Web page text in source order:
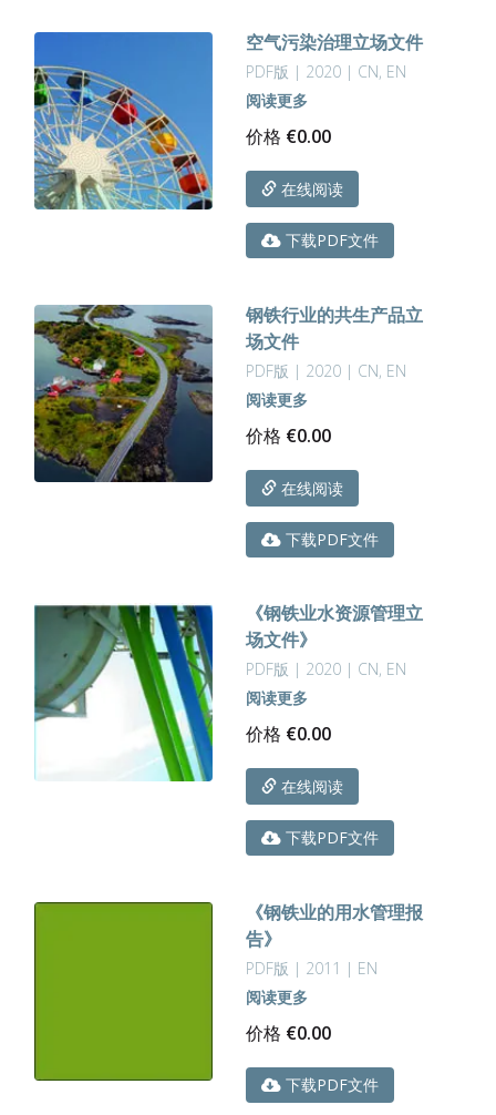
空气污染治理立场文件
PDF版 | 2020 | CN, EN
阅读更多
价格 €0.00
在线阅读
下载PDF文件
钢铁行业的共生产品立
场文件
PDF版 | 2020 | CN, EN
阅读更多
价格 €0.00
在线阅读
下载PDF文件
《钢铁业水资源管理立
场文件》
PDF版 | 2020 | CN, EN
阅读更多
价格 €0.00
在线阅读
下载PDF文件
《钢铁业的用水管理报
告》
PDF版 | 2011 | EN
阅读更多
价格 €0.00
下载PDF文件